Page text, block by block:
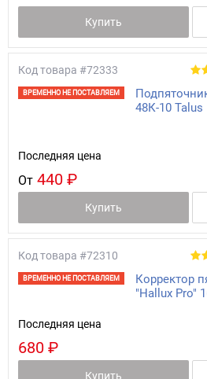
Купить
Код товара #72333
ВРЕМЕННО НЕ ПОСТАВЛЯЕМ
48К-10 Talus
Последняя цена
От 440 ₽
Купить
Код товара #72310
ВРЕМЕННО НЕ ПОСТАВЛЯЕМ
Корректор
"Hallux Pro"
Последняя цена
680 ₽
Купить